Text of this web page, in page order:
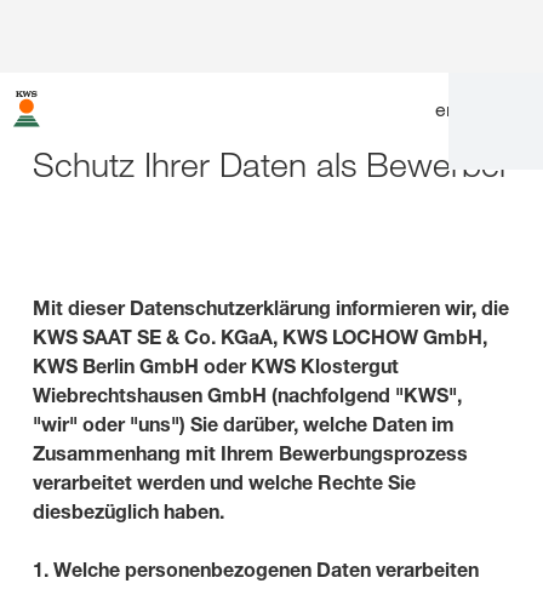
en
Schutz Ihrer Daten als Bewerber
Mit dieser Datenschutzerklärung informieren wir, die
KWS SAAT SE & Co. KGaA, KWS LOCHOW GmbH,
KWS Berlin GmbH oder KWS Klostergut
Wiebrechtshausen GmbH (nachfolgend "KWS",
"wir" oder "uns") Sie darüber, welche Daten im
Zusammenhang mit Ihrem Bewerbungsprozess
verarbeitet werden und welche Rechte Sie
diesbezüglich haben.
1. Welche personenbezogenen Daten verarbeiten